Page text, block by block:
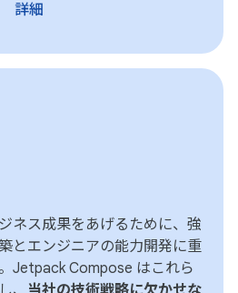
詳細
ネス成果をあげるために、強
とエンジニアの能力開発に重
Jetpack Compose はこれら